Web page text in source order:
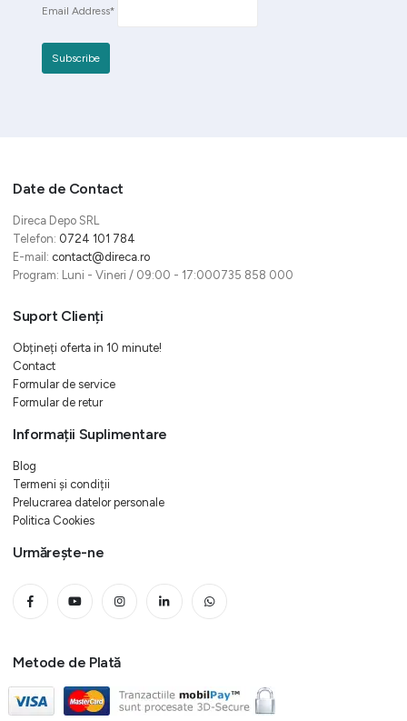
Email Address*
Date de Contact
Direca Depo SRL
Telefon: 0724 101 784
E-mail: contact@direca.ro
Program: Luni - Vineri / 09:00 - 17:000735 858 000
Suport Clienți
Obțineți oferta in 10 minute!
Contact
Formular de service
Formular de retur
Informații Suplimentare
Blog
Termeni și condiții
Prelucrarea datelor personale
Politica Cookies
Urmărește-ne
Metode de Plată